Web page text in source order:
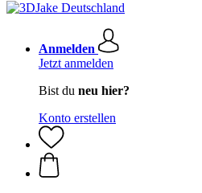
Anmelden
Jetzt anmelden
Bist du neu hier?
Konto erstellen